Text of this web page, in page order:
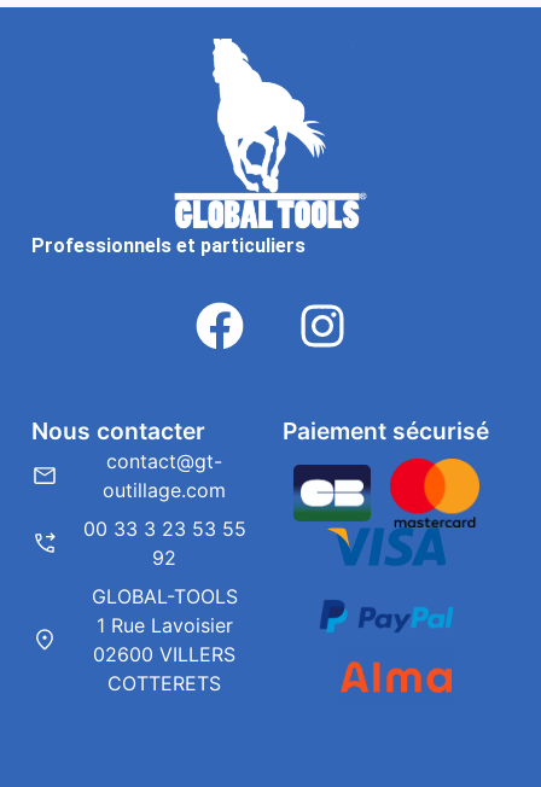
Professionnels et particuliers
Paiement sécurisé
Nous contacter
contact@gt-
outillage.com
00 33 3 23 53 55
92
GLOBAL-TOOLS
1 Rue Lavoisier
02600 VILLERS
COTTERETS